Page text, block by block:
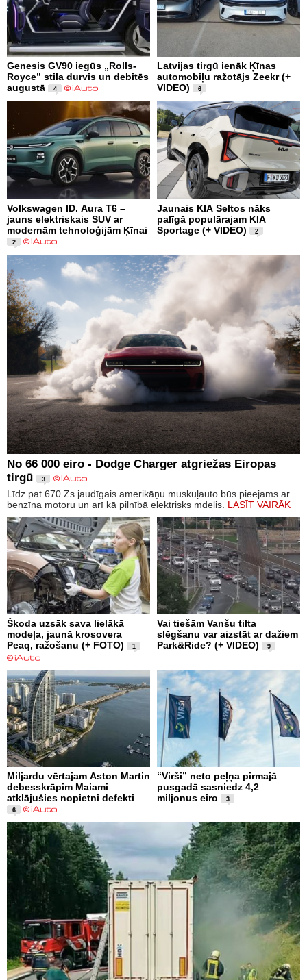
Genesis GV90 iegūs „Rolls-
Royce” stila durvis un debitēs
augustā
4
Latvijas tirgū ienāk Ķīnas
automobiļu ražotājs Zeekr (+
VIDEO)
6
Volkswagen ID. Aura T6 –
jauns elektriskais SUV ar
modernām tehnoloģijām Ķīnai
2
Jaunais KIA Seltos nāks
palīgā populārajam KIA
Sportage (+ VIDEO)
2
No 66 000 eiro - Dodge Charger atgriežas Eiropas
tirgū
3
Līdz pat 670 Zs jaudīgais amerikāņu muskuļauto būs pieejams ar
benzīna motoru un arī kā pilnībā elektrisks mdelis. LASĪT VAIRĀK
Škoda uzsāk sava lielākā
modeļa, jaunā krosovera
Peaq, ražošanu (+ FOTO)
1
Vai tiešām Vanšu tilta
slēgšanu var aizstāt ar dažiem
Park&Ride? (+ VIDEO)
9
Miljardu vērtajam Aston Martin
debesskrāpim Maiami
atklājušies nopietni defekti
6
“Virši” neto peļņa pirmajā
pusgadā sasniedz 4,2
miljonus eiro
3